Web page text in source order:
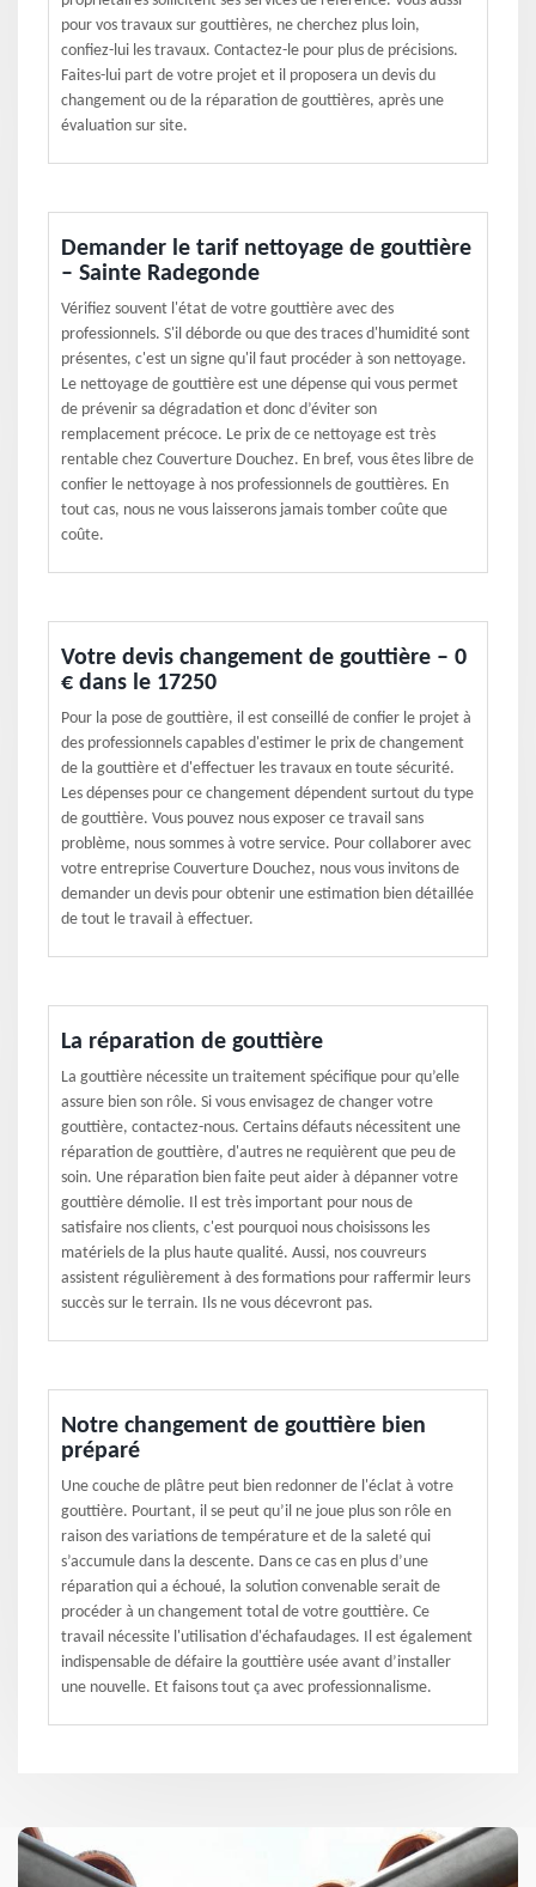
pour vos travaux sur gouttières, ne cherchez plus loin,
confiez-lui les travaux. Contactez-le pour plus de précisions.
Faites-lui part de votre projet et il proposera un devis du
changement ou de la réparation de gouttières, après une
évaluation sur site.
Demander le tarif nettoyage de gouttière
– Sainte Radegonde
Vérifiez souvent l'état de votre gouttière avec des
professionnels. S'il déborde ou que des traces d'humidité sont
présentes, c'est un signe qu'il faut procéder à son nettoyage.
Le nettoyage de gouttière est une dépense qui vous permet
de prévenir sa dégradation et donc d’éviter son
remplacement précoce. Le prix de ce nettoyage est très
rentable chez Couverture Douchez. En bref, vous êtes libre de
confier le nettoyage à nos professionnels de gouttières. En
tout cas, nous ne vous laisserons jamais tomber coûte que
coûte.
Votre devis changement de gouttière – 0
€ dans le 17250
Pour la pose de gouttière, il est conseillé de confier le projet à
des professionnels capables d'estimer le prix de changement
de la gouttière et d'effectuer les travaux en toute sécurité.
Les dépenses pour ce changement dépendent surtout du type
de gouttière. Vous pouvez nous exposer ce travail sans
problème, nous sommes à votre service. Pour collaborer avec
votre entreprise Couverture Douchez, nous vous invitons de
demander un devis pour obtenir une estimation bien détaillée
de tout le travail à effectuer.
La réparation de gouttière
La gouttière nécessite un traitement spécifique pour qu’elle
assure bien son rôle. Si vous envisagez de changer votre
gouttière, contactez-nous. Certains défauts nécessitent une
réparation de gouttière, d'autres ne requièrent que peu de
soin. Une réparation bien faite peut aider à dépanner votre
gouttière démolie. Il est très important pour nous de
satisfaire nos clients, c'est pourquoi nous choisissons les
matériels de la plus haute qualité. Aussi, nos couvreurs
assistent régulièrement à des formations pour raffermir leurs
succès sur le terrain. Ils ne vous décevront pas.
Notre changement de gouttière bien
préparé
Une couche de plâtre peut bien redonner de l'éclat à votre
gouttière. Pourtant, il se peut qu’il ne joue plus son rôle en
raison des variations de température et de la saleté qui
s’accumule dans la descente. Dans ce cas en plus d’une
réparation qui a échoué, la solution convenable serait de
procéder à un changement total de votre gouttière. Ce
travail nécessite l'utilisation d'échafaudages. Il est également
indispensable de défaire la gouttière usée avant d’installer
une nouvelle. Et faisons tout ça avec professionnalisme.